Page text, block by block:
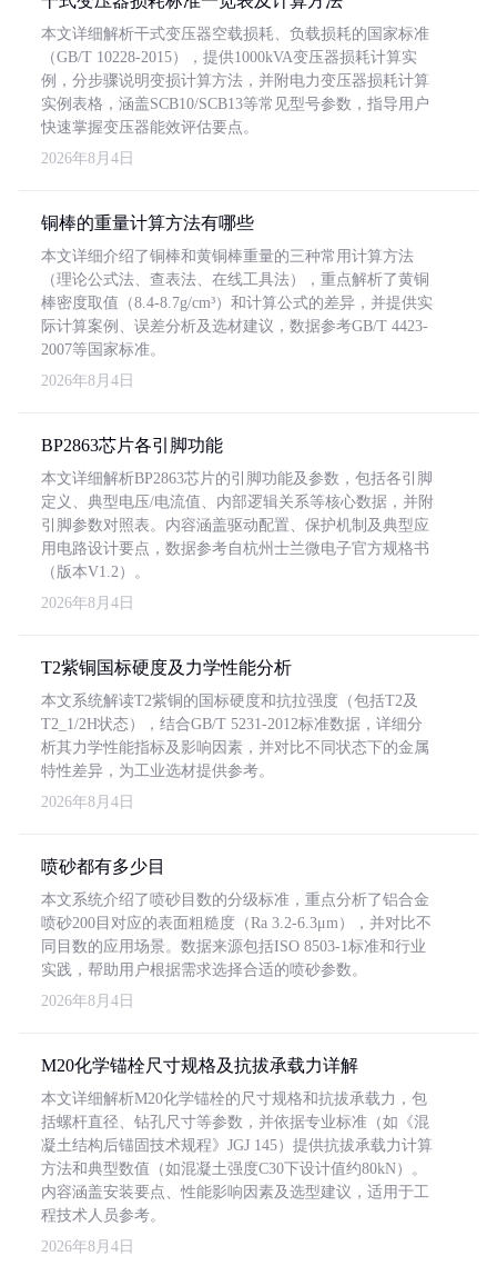
本文详细解析干式变压器空载损耗、负载损耗的国家标准
（GB/T 10228-2015），提供1000kVA变压器损耗计算实
例，分步骤说明变损计算方法，并附电力变压器损耗计算
实例表格，涵盖SCB10/SCB13等常见型号参数，指导用户
快速掌握变压器能效评估要点。
2026年8月4日
铜棒的重量计算方法有哪些
本文详细介绍了铜棒和黄铜棒重量的三种常用计算方法
（理论公式法、查表法、在线工具法），重点解析了黄铜
棒密度取值（8.4-8.7g/cm³）和计算公式的差异，并提供实
际计算案例、误差分析及选材建议，数据参考GB/T 4423-
2007等国家标准。
2026年8月4日
BP2863芯片各引脚功能
本文详细解析BP2863芯片的引脚功能及参数，包括各引脚
定义、典型电压/电流值、内部逻辑关系等核心数据，并附
引脚参数对照表。内容涵盖驱动配置、保护机制及典型应
用电路设计要点，数据参考自杭州士兰微电子官方规格书
（版本V1.2）。
2026年8月4日
T2紫铜国标硬度及力学性能分析
本文系统解读T2紫铜的国标硬度和抗拉强度（包括T2及
T2_1/2H状态），结合GB/T 5231-2012标准数据，详细分
析其力学性能指标及影响因素，并对比不同状态下的金属
特性差异，为工业选材提供参考。
2026年8月4日
喷砂都有多少目
本文系统介绍了喷砂目数的分级标准，重点分析了铝合金
喷砂200目对应的表面粗糙度（Ra 3.2-6.3μm），并对比不
同目数的应用场景。数据来源包括ISO 8503-1标准和行业
实践，帮助用户根据需求选择合适的喷砂参数。
2026年8月4日
M20化学锚栓尺寸规格及抗拔承载力详解
本文详细解析M20化学锚栓的尺寸规格和抗拔承载力，包
括螺杆直径、钻孔尺寸等参数，并依据专业标准（如《混
凝土结构后锚固技术规程》JGJ 145）提供抗拔承载力计算
方法和典型数值（如混凝土强度C30下设计值约80kN）。
内容涵盖安装要点、性能影响因素及选型建议，适用于工
程技术人员参考。
2026年8月4日